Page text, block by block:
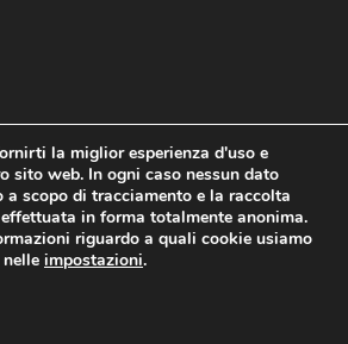
e bilancio
Contatti
Child Protection Policy
| Tutti i diritti riservati | Sede
la miglior esperienza d'uso e
sito web. In ogni caso nessun dato
scopo di tracciamento e la raccolta
in forma totalmente anonima.
riguardo a quali cookie usiamo
impostazioni.